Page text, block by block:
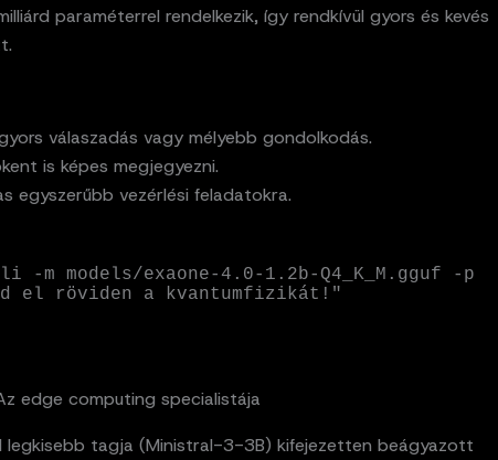
paraméterrel rendelkezik, így rendkívül gyors és kevés
válaszadás vagy mélyebb gondolkodás.
is képes megjegyezni.
egyszerűbb vezérlési feladatokra.
-m models/exaone-4.0-1.2b-Q4_K_M.gguf -p
el röviden a kvantumfizikát!"
edge computing specialistája
legkisebb tagja (Ministral-3-3B) kifejezetten beágyazott